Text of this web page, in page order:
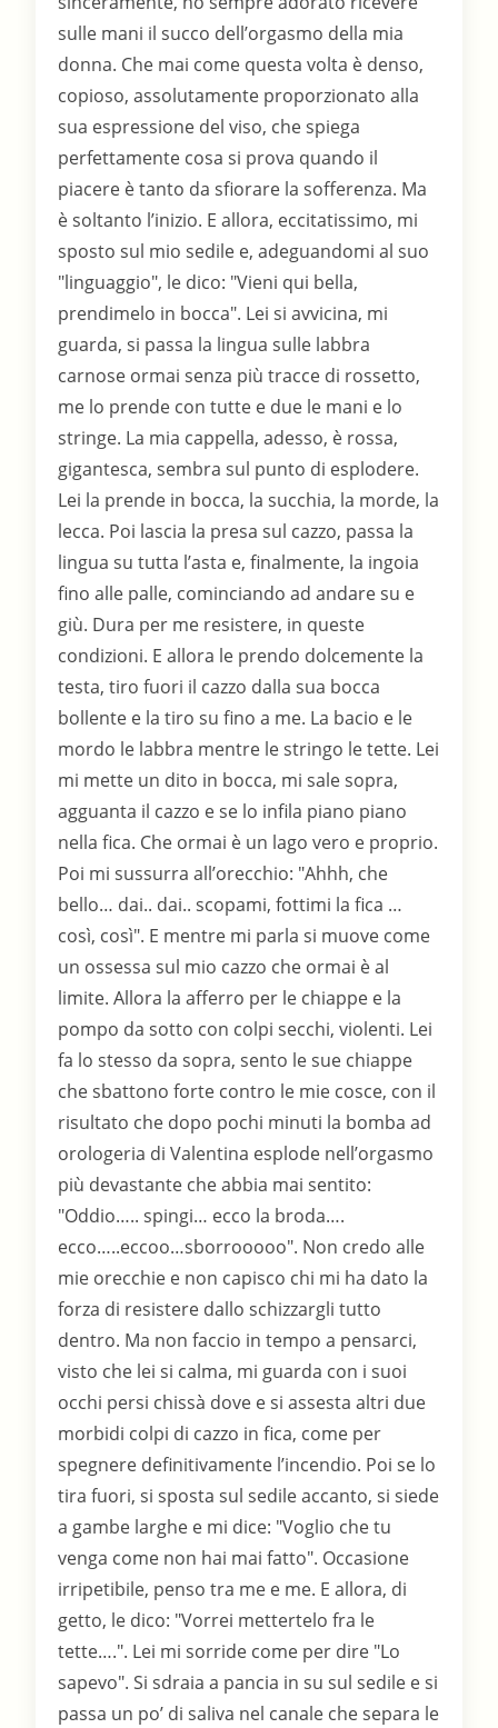
sulle mani il succo dell’orgasmo della mia
donna. Che mai come questa volta è denso,
copioso, assolutamente proporzionato alla
sua espressione del viso, che spiega
perfettamente cosa si prova quando il
piacere è tanto da sfiorare la sofferenza. Ma
è soltanto l’inizio. E allora, eccitatissimo, mi
sposto sul mio sedile e, adeguandomi al suo
"linguaggio", le dico: "Vieni qui bella,
prendimelo in bocca". Lei si avvicina, mi
guarda, si passa la lingua sulle labbra
carnose ormai senza più tracce di rossetto,
me lo prende con tutte e due le mani e lo
stringe. La mia cappella, adesso, è rossa,
gigantesca, sembra sul punto di esplodere.
Lei la prende in bocca, la succhia, la morde, la
lecca. Poi lascia la presa sul cazzo, passa la
lingua su tutta l’asta e, finalmente, la ingoia
fino alle palle, cominciando ad andare su e
giù. Dura per me resistere, in queste
condizioni. E allora le prendo dolcemente la
testa, tiro fuori il cazzo dalla sua bocca
bollente e la tiro su fino a me. La bacio e le
mordo le labbra mentre le stringo le tette. Lei
mi mette un dito in bocca, mi sale sopra,
agguanta il cazzo e se lo infila piano piano
nella fica. Che ormai è un lago vero e proprio.
Poi mi sussurra all’orecchio: "Ahhh, che
bello… dai.. dai.. scopami, fottimi la fica …
così, così". E mentre mi parla si muove come
un ossessa sul mio cazzo che ormai è al
limite. Allora la afferro per le chiappe e la
pompo da sotto con colpi secchi, violenti. Lei
fa lo stesso da sopra, sento le sue chiappe
che sbattono forte contro le mie cosce, con il
risultato che dopo pochi minuti la bomba ad
orologeria di Valentina esplode nell’orgasmo
più devastante che abbia mai sentito:
"Oddio….. spingi… ecco la broda….
ecco…..eccoo…sborrooooo". Non credo alle
mie orecchie e non capisco chi mi ha dato la
forza di resistere dallo schizzargli tutto
dentro. Ma non faccio in tempo a pensarci,
visto che lei si calma, mi guarda con i suoi
occhi persi chissà dove e si assesta altri due
morbidi colpi di cazzo in fica, come per
spegnere definitivamente l’incendio. Poi se lo
tira fuori, si sposta sul sedile accanto, si siede
a gambe larghe e mi dice: "Voglio che tu
venga come non hai mai fatto". Occasione
irripetibile, penso tra me e me. E allora, di
getto, le dico: "Vorrei mettertelo fra le
tette….". Lei mi sorride come per dire "Lo
sapevo". Si sdraia a pancia in su sul sedile e si
passa un po’ di saliva nel canale che separa le